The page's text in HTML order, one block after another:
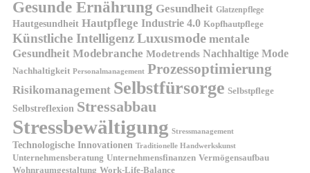
Gesunde Ernährung Gesundheit Glatzenpflege
Hautgesundheit Hautpflege Industrie 4.0 Kopfhautpflege
Künstliche IntelligenzLuxusmode mentale
Gesundheit Modebranche Modetrends Nachhaltige Mode
Nachhaltigkeit Personalmanagement Prozessoptimierung
Risikomanagement Selbstfürsorge Selbstpflege
Selbstreflexion Stressabbau
Stressbewältigung Stressmanagement
Technologische Innovationen Traditionelle Handwerkskunst
Unternehmensberatung Unternehmensfinanzen Vermögensaufbau
Wohnraumgestaltung Work-Life-Balance